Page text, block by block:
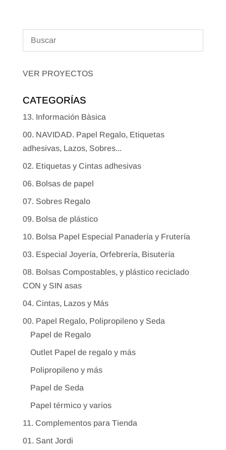
VER PROYECTOS
CATEGORÍAS
13. Información Bàsica
00. NAVIDAD. Papel Regalo, Etiquetas
adhesivas, Lazos, Sobres...
02. Etiquetas y Cintas adhesivas
06. Bolsas de papel
07. Sobres Regalo
09. Bolsa de plástico
10. Bolsa Papel Especial Panadería y Frutería
03. Especial Joyería, Orfebrería, Bisutería
08. Bolsas Compostables, y plástico reciclado
CON y SIN asas
04. Cintas, Lazos y Más
00. Papel Regalo, Polipropileno y Seda
Papel de Regalo
Outlet Papel de regalo y más
Polipropileno y más
Papel de Seda
Papel térmico y varios
11. Complementos para Tienda
01. Sant Jordi